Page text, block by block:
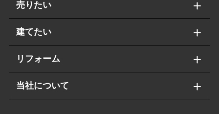
売りたい
建てたい
リフォーム
当社について